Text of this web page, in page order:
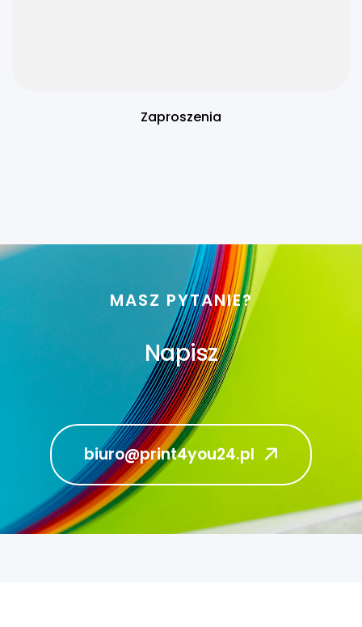
Zaproszenia
MASZ PYTANIE?
Napisz
biuro@print4you24.pl